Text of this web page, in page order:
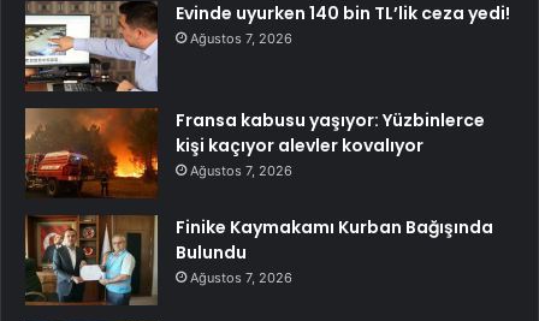
Evinde uyurken 140 bin TL’lik ceza yedi!
Ağustos 7, 2026
Fransa kabusu yaşıyor: Yüzbinlerce
kişi kaçıyor alevler kovalıyor
Ağustos 7, 2026
Finike Kaymakamı Kurban Bağışında
Bulundu
Ağustos 7, 2026